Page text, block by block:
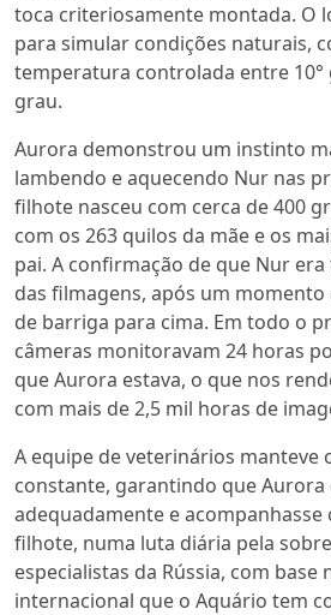
toca criteriosamente montada. O
para simular condições naturais,
temperatura controlada entre 10°
grau.
Aurora demonstrou um instinto
lambendo e aquecendo Nur nas
filhote nasceu com cerca de 400
com os 263 quilos da mãe e os
pai. A confirmação de que Nur
das filmagens, após um momento
de barriga para cima. Em todo o
câmeras monitoravam 24 horas
que Aurora estava, o que nos
com mais de 2,5 mil horas de
A equipe de veterinários
constante, garantindo que Aurora
adequadamente e acompanhasse
filhote, numa luta diária pela
especialistas da Rússia, com base
internacional que o Aquário tem